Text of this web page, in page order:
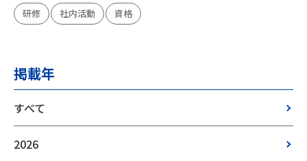
研修 社内活動 資格
掲載年
すべて
2026